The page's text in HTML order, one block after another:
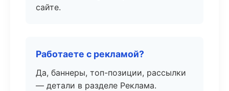
сайте.
Работаете с рекламой?
Да, баннеры, топ-позиции, рассылки
— детали в разделе Реклама.